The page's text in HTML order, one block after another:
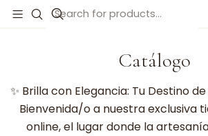
Home Catálogo
Catálogo
✨ Brilla con Elegancia: Tu Destino
Bienvenida/o a nuestra exclusiva
online, el lugar donde la